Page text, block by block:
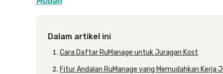
Dalam artikel ini
Cara Daftar RuManage untuk Juragan Kost
Fitur Andalan RuManage yang Memudahkan Kerja